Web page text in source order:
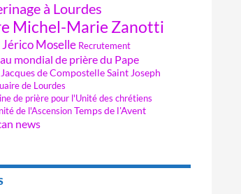
à Lourdes
Michel-Marie Zanotti
Jérico Moselle Recrutement
mondial de prière du Pape
de CompostelleSaint Joseph
de Lourdes
de prière pour l'Unité des chrétiens
de l'AscensionTemps de l'Avent
news